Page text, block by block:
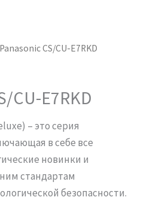
CS/CU-E7RKD
CU-E7RKD
– это серия
в себе все
новинки и
стандартам
безопасности.